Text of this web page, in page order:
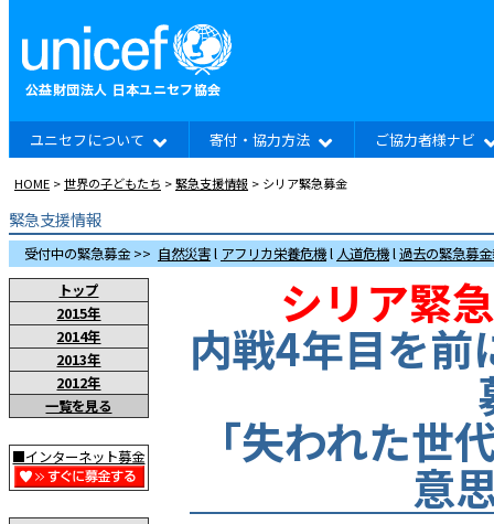
ユニセフについて 寄付・協力方法 ご協力者様ナビ
HOME >世界の子どもたち >緊急支援情報 > シリア緊急募金
緊急支援情報
受付中の緊急募金 >> 自然災害l アフリカ栄養危機l 人道危機l過去の緊急募
トップ
2015年
2014年
2013年
2012年
一覧を見る
■インターネット募金
シリア緊
内戦4年目を
「失われた世
意